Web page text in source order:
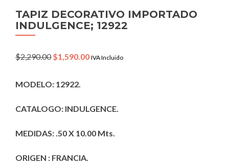
TAPIZ DECORATIVO IMPORTADO
INDULGENCE; 12922
$2,290.00 Original
$2,290.00.
$1,590.00Current
IVA Incluido
MODELO: 12922.
CATALOGO: INDULGENCE.
MEDIDAS: .50 X 10.00 Mts.
ORIGEN : FRANCIA.